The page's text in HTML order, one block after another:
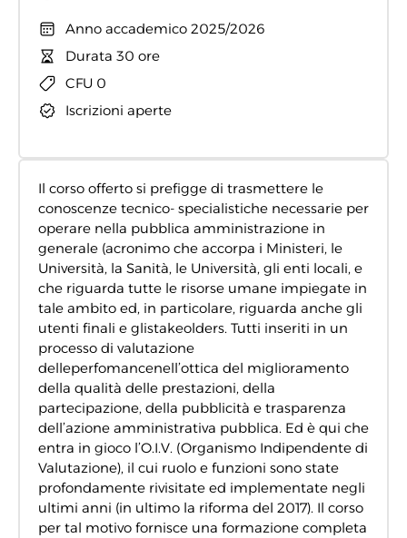
Il corso offerto si prefigge di trasmettere le
conoscenze tecnico- specialistiche necessarie per
operare nella pubblica amministrazione in
generale (acronimo che accorpa i Ministeri, le
Università, la Sanità, le Università, gli enti locali, e
che riguarda tutte le risorse umane impiegate in
tale ambito ed, in particolare, riguarda anche gli
utenti finali e glistakeolders. Tutti inseriti in un
processo di valutazione
delleperfomancenell’ottica del miglioramento
della qualità delle prestazioni, della
partecipazione, della pubblicità e trasparenza
dell’azione amministrativa pubblica. Ed è qui che
entra in gioco l’O.I.V. (Organismo Indipendente di
Valutazione), il cui ruolo e funzioni sono state
profondamente rivisitate ed implementate negli
ultimi anni (in ultimo la riforma del 2017). Il corso
per tal motivo fornisce una formazione completa
Anno accademico 2025/2026
Durata 30 ore
CFU 0
Iscrizioni aperte